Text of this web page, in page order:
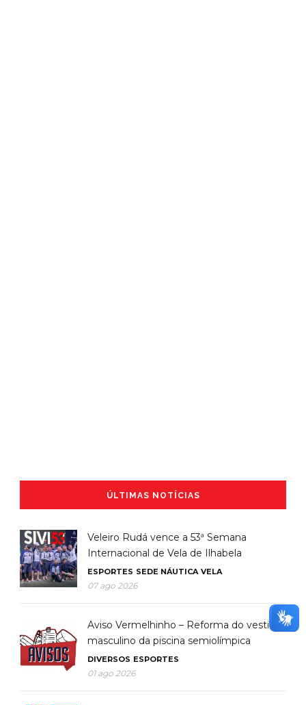
ÚLTIMAS NOTÍCIAS
Veleiro Rudá vence a 53ª Semana
Internacional de Vela de Ilhabela
ESPORTES SEDE NÁUTICA VELA
07 ago 2026
Aviso Vermelhinho – Reforma do vestiário
masculino da piscina semiolímpica
DIVERSOS ESPORTES
01 ago 2026